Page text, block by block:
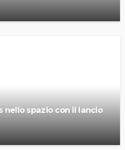
nello spazio con il lancio